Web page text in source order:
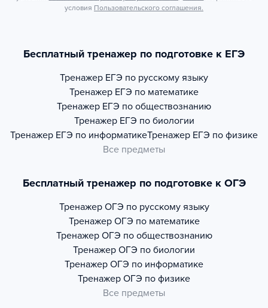
условия Пользовательского соглашения.
Бесплатный тренажер по подготовке к ЕГЭ
Тренажер ЕГЭ по русскому языку
Тренажер ЕГЭ по математике
Тренажер ЕГЭ по обществознанию
Тренажер ЕГЭ по биологии
Тренажер ЕГЭ по информатикеТренажер ЕГЭ по физике
Все предметы
Бесплатный тренажер по подготовке к ОГЭ
Тренажер ОГЭ по русскому языку
Тренажер ОГЭ по математике
Тренажер ОГЭ по обществознанию
Тренажер ОГЭ по биологии
Тренажер ОГЭ по информатике
Тренажер ОГЭ по физике
Все предметы